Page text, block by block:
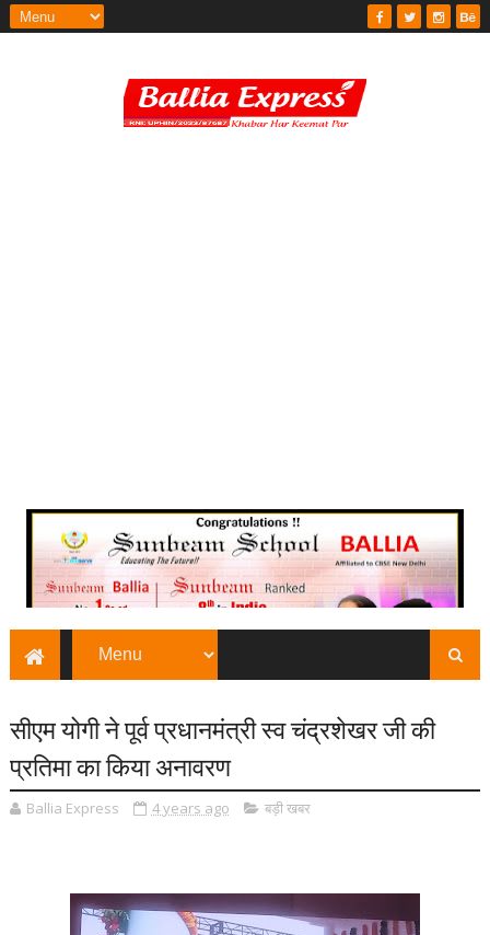
सीएम योगी ने पूर्व प्रधानमंत्री स्व चंद्रशेखर जी की
प्रतिमा का किया अनावरण
Ballia Express 4 years ago बड़ी खबर